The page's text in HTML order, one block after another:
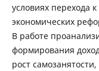
условиях перехода
экономических
В работе
формирования
рост